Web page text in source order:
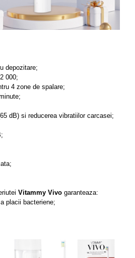
depozitare;
000;
4 zone de spalare;
dB) si reducerea vibratiilor carcasei;
Vitammy Vivo garanteaza:
placii bacteriene;